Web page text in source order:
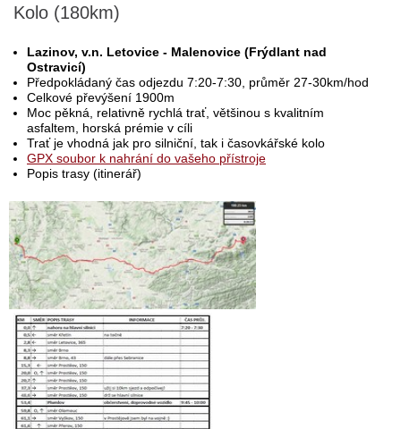
Kolo (180km)
Lazinov, v.n. Letovice - Malenovice (Frýdlant nad
Ostravicí)
Předpokládaný čas odjezdu 7:20-7:30, průměr 27-30km/hod
Celkové převýšení 1900m
Moc pěkná, relativně rychlá trať, většinou s kvalitním
asfaltem, horská prémie v cíli
Trať je vhodná jak pro silniční, tak i časovkářské kolo
GPX soubor k nahrání do vašeho přístroje
Popis trasy (itinerář)